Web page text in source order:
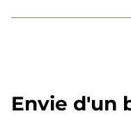
Envie d'un